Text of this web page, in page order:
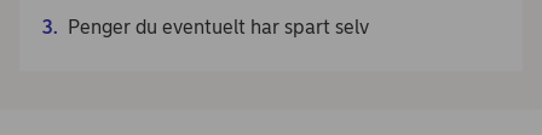
Penger du eventuelt har spart selv